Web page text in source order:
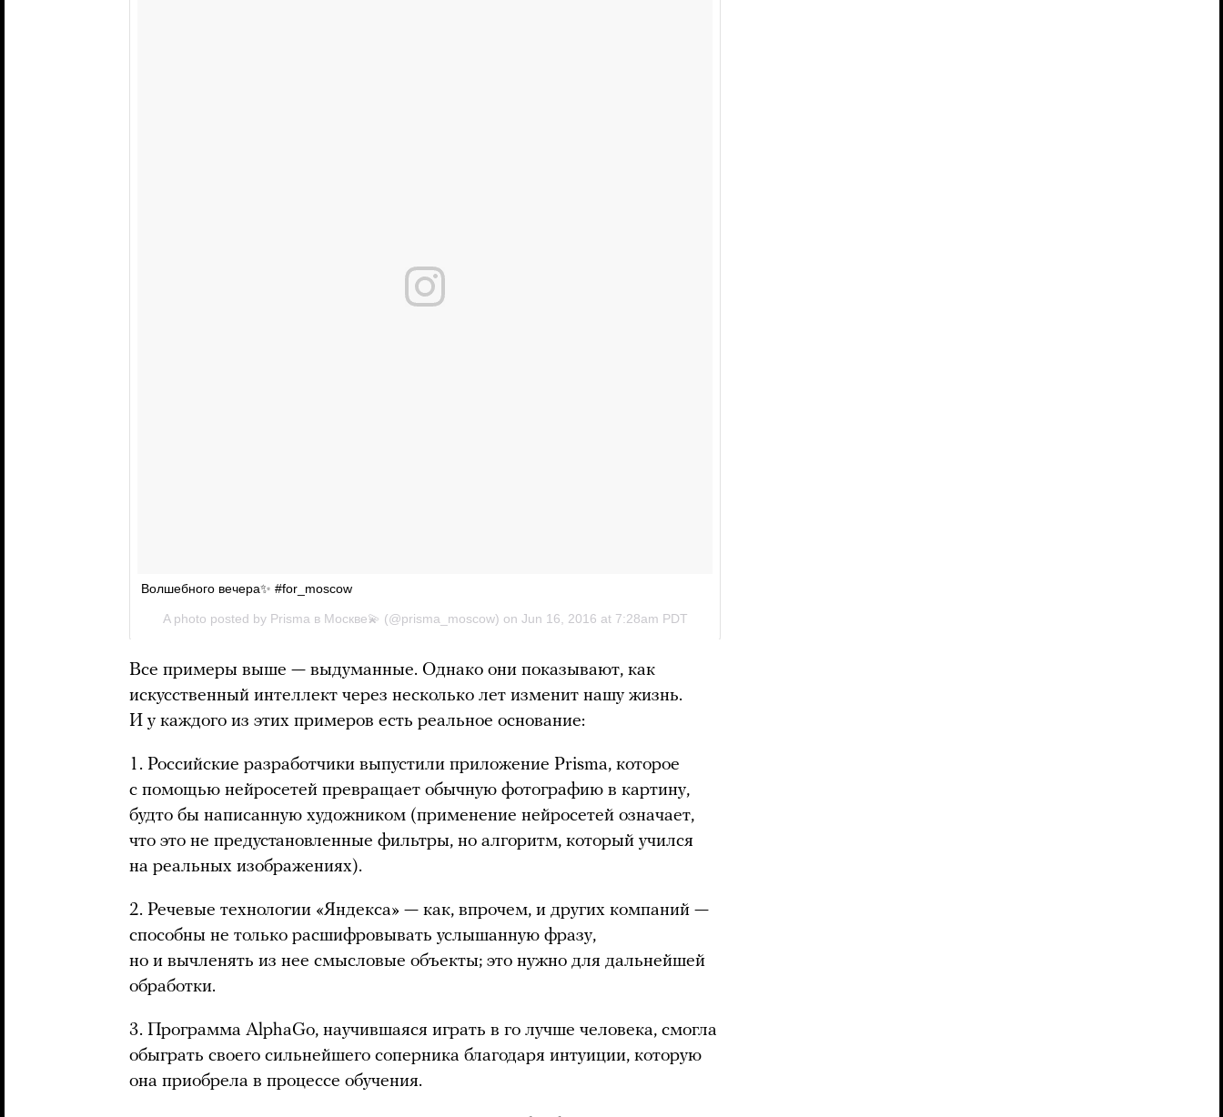
Все примеры выше — выдуманные. Однако они показывают, как
искусственный интеллект через несколько лет изменит нашу жизнь.
И у каждого из этих примеров есть реальное основание:
1. Российские разработчики выпустили приложение Prisma, которое
с помощью нейросетей превращает обычную фотографию в картину,
будто бы написанную художником (применение нейросетей означает,
что это не предустановленные фильтры, но алгоритм, который учился
на реальных изображениях).
2. Речевые технологии «Яндекса» — как, впрочем, и других компаний —
способны не только расшифровывать услышанную фразу,
но и вычленять из нее смысловые объекты; это нужно для дальнейшей
обработки.
3. Программа AlphaGo, научившаяся играть в го лучше человека, смогла
обыграть своего сильнейшего соперника благодаря интуиции, которую
она приобрела в процессе обучения.